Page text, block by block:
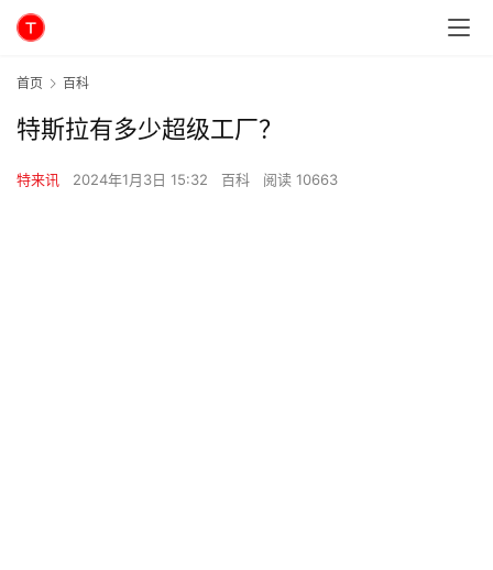
首页 百科
特斯拉有多少超级工厂？
特来讯 2024年1月3日 15:32 百科 阅读 10663